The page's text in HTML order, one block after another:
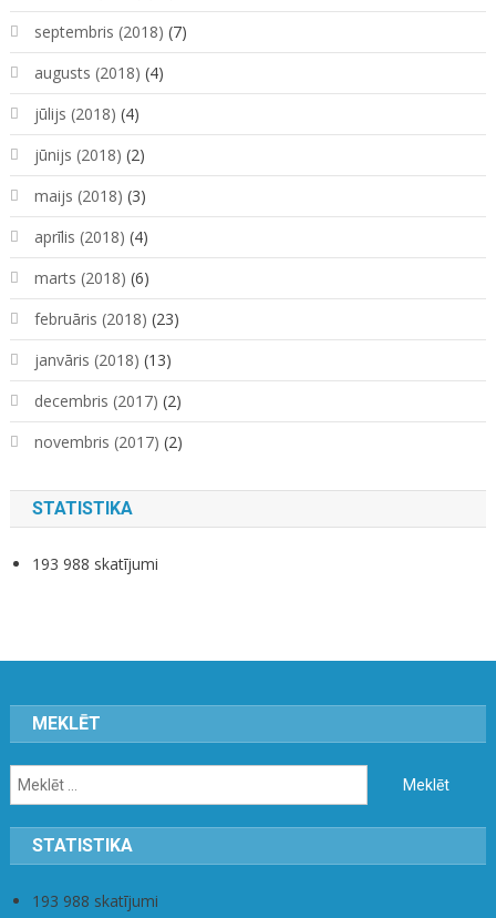
septembris (2018) (7)
augusts (2018) (4)
jūlijs (2018) (4)
jūnijs (2018) (2)
maijs (2018) (3)
aprīlis (2018) (4)
marts (2018) (6)
februāris (2018) (23)
janvāris (2018) (13)
decembris (2017) (2)
novembris (2017) (2)
STATISTIKA
193 988 skatījumi
MEKLĒT
Meklēt:
STATISTIKA
193 988 skatījumi